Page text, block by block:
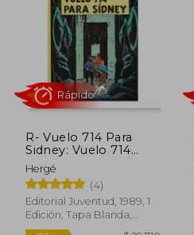
R- Vuelo 714 Para
Sidney: Vuelo 714
Para Sidney Level 3
(Las Aventuras de
Tintin Rustica)
Hergé
(4)
Editorial Juventud, 1989, 1
Edición, Tapa Blanda,
Nuevo